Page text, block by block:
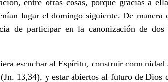
entre otras cosas, porque gracias a
lugar el domingo siguiente. De manera
de participar en la canonización de dos
escuchar al Espíritu, construir comunidad
13,34), y estar abiertos al futuro de Dios